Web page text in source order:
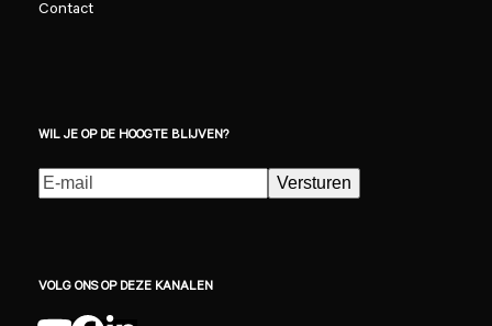
Contact
WIL JE OP DE HOOGTE BLIJVEN?
E-
mailadres(Vereist)
Versturen
VOLG ONS OP DEZE KANALEN